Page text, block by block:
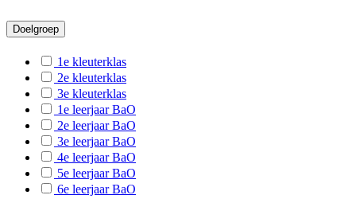
B-Gingelom-Montenaken
B-Halen-Zelem
B-Hamont-Achel
B-Hechtel-Eksel
B-Herk-de-Stad
Doelgroep
1e kleuterklas
2e kleuterklas
3e kleuterklas
1e leerjaar BaO
2e leerjaar BaO
3e leerjaar BaO
4e leerjaar BaO
5e leerjaar BaO
6e leerjaar BaO